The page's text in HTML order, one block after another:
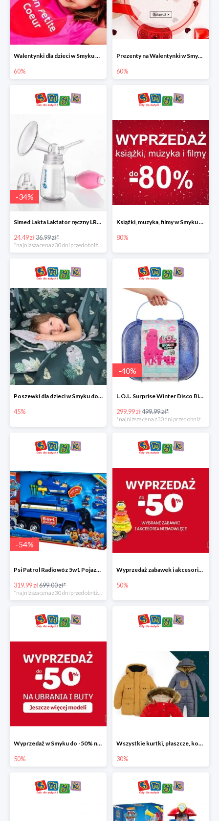
Walentynki dla dzieci w Smyku do -60%
60%
Prezenty na Walentynki w Smyku do -60%
60%
-34%
Simed Lakta Laktator ręczny LR-8 -34%
24.49 zł36.99 zł*
*najniższa cena z 30 dni przed obniżką
Książki, muzyka, filmy w Smyku do -80%
80%
Poszewki dla dzieci w Smyku do -45%
45%
-40%
L.O.L. Surprise Winter Disco Bigger Surprise Zestaw laleczek w walizce -40%
299.99 zł499.99 zł*
-54%
Psi Patrol Radiowóz 5w1 Pojazd ratunkowy z figurką Chase'a
319.99 zł699.00 zł*
Wyprzedaż zabawek i akcesoriów niemowlęcych w Smyku do -50%
50%
Wyprzedaż w Smyku do -50% na ubrania i buty
50%
Wszystkie kurtki, płaszcze, kombinezony i spodnie narciarskie -30%
30%